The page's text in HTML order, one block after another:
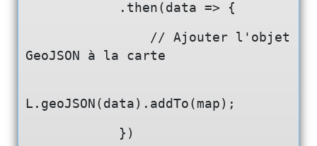
.then(data => {
// Ajouter l'objet
GeoJSON à la carte
L.geoJSON(data).addTo(map);
})